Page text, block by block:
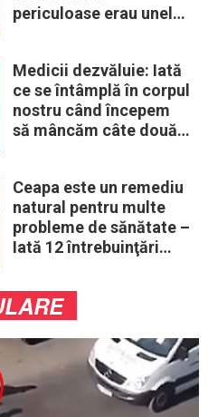
periculoase erau unele
Medicii dezvăluie: Iată
ce se întâmplă în corpul
nostru când începem
să mâncăm câte două
Ceapa este un remediu
natural pentru multe
probleme de sănătate –
Iată 12 întrebuinţări